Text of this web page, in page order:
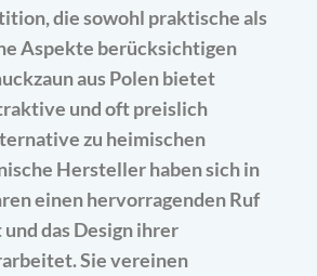
die sowohl praktische als
Aspekte berücksichtigen
aus Polen bietet
und oft preislich
zu heimischen
Hersteller haben sich in
einen hervorragenden Ruf
das Design ihrer
Sie vereinen